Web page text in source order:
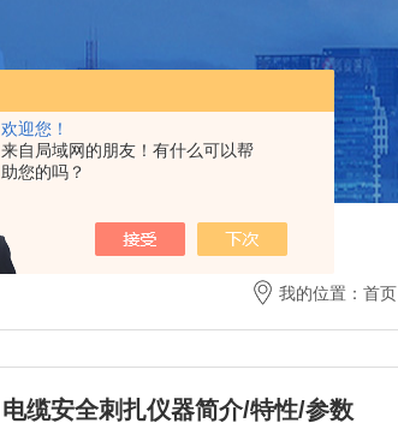
欢迎您！
来自局域网的朋友！有什么可以帮
助您的吗？
我的位置： 首页
电缆安全刺扎仪器简介/特性/参数